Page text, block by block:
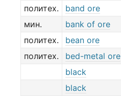
политех.
band ore
мин.
bank of ore
политех.
bean ore
политех.
bed-metal ore
black
black